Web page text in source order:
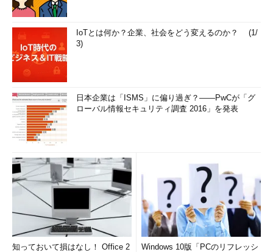
IoTとは何か？企業、社会をどう変えるのか？ (1/
3)
日本企業は「ISMS」に偏り過ぎ？――PwCが「グ
ローバル情報セキュリティ調査 2016」を発表
知っておいて損はなし！ Office 2
Windows 10版「PCのリフレッシ